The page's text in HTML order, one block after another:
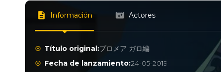
Información Actores
Título original:プロメア ガロ編
Fecha de lanzamiento:24-05-2019